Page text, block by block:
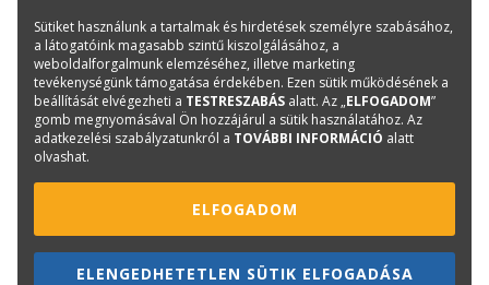
Cikkszám:
PRO-SU-SUB-NEW-NA-3Y
Márka:
Bricsys
Kérdése van?
Kiss Árpád
Stúdióvezető-helyettes, CAD szoftver
termékfelelős és oktató
arpad.kiss@terc.hu
Sütiket használunk a tartalmak és hirdetések személyre szabásához,
a látogatóink magasabb szintű kiszolgálásához, a
weboldalforgalmunk elemzéséhez, illetve marketing
tevékenységünk támogatása érdekében. Ezen sütik működésének a
beállítását elvégezheti a TESTRESZABÁS alatt. Az „ELFOGADOM”
gomb megnyomásával Ön hozzájárul a sütik használatához. Az
adatkezelési szabályzatunkról a TOVÁBBI INFORMÁCIÓ alatt
olvashat.
ELFOGADOM
ELENGEDHETETLEN SÜTIK ELFOGADÁSA